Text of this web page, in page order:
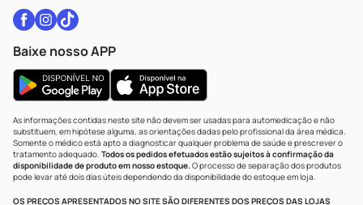
Baixe nosso APP
As informações contidas neste site não devem ser usadas para automedicação e não
substituem, em hipótese alguma, as orientações dadas pelo profissional da área médica.
Somente o médico está apto a diagnosticar qualquer problema de saúde e prescrever o
tratamento adequado. Todos os pedidos efetuados estão sujeitos à confirmação da
disponibilidade de produto em nosso estoque.O processo de separação dos produtos
pode levar até dois dias úteis dependendo da disponibilidade do estoque em loja.
OS PREÇOS APRESENTADOS NO SITE SÃO DIFERENTES DOS PREÇOS DAS LOJAS